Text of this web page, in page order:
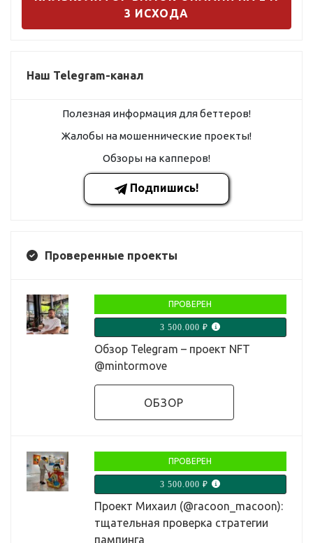
3 ИСХОДА
Наш Telegram-канал
Полезная информация для беттеров!
Жалобы на мошеннические проекты!
Обзоры на капперов!
Подпишись!
Проверенные проекты
ПРОВЕРЕН
3 500.000 ₽
Обзор Telegram – проект NFT
@mintormove
ОБЗОР
ПРОВЕРЕН
3 500.000 ₽
Проект Михаил (@racoon_macoon):
тщательная проверка стратегии
пампинга